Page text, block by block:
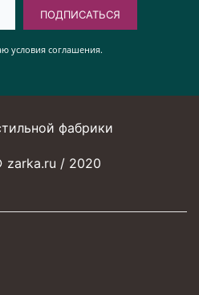
ПОДПИСАТЬСЯ
условия соглашения.
фабрики
/ 2020